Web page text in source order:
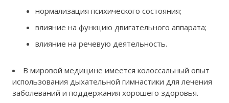
нормализация психического состояния;
влияние на функцию двигательного аппарата;
влияние на речевую деятельность.
В мировой медицине имеется колоссальный опыт
использования дыхательной гимнастики для лечения
заболеваний и поддержания хорошего здоровья.